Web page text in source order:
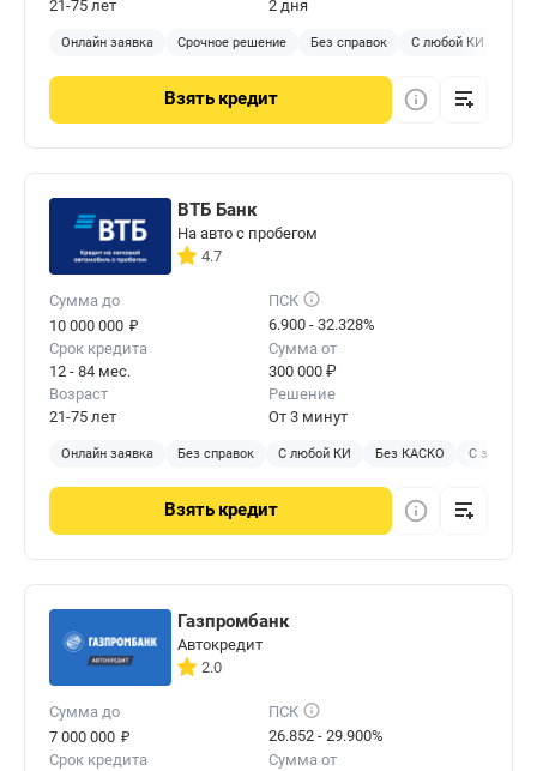
21-75 лет
2 дня
Онлайн заявка Срочное решение Без справок С любой КИ
Взять кредит
ВТБ Банк
На авто с пробегом
4.7
Сумма до
10 000 000 ₽
ПСК
6.900 - 32.328%
Срок кредита
12 - 84 мес.
Сумма от
300 000 ₽
Возраст
21-75 лет
Решение
От 3 минут
Онлайн заявка Без справок С любой КИ Без КАСКО С залогом
Взять кредит
Газпромбанк
Автокредит
2.0
Сумма до
7 000 000 ₽
ПСК
26.852 - 29.900%
Срок кредита
Сумма от